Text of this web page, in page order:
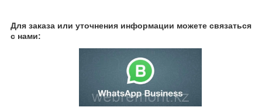
Для заказа или уточнения информации можете связаться
с нами: